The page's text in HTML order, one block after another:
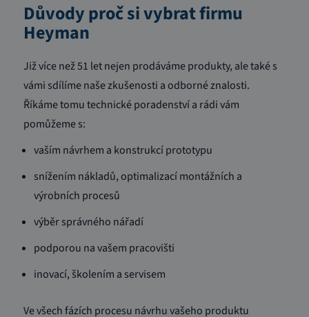
Důvody proč si vybrat firmu
Heyman
Již více než 51 let nejen prodáváme produkty, ale také s
vámi sdílíme naše zkušenosti a odborné znalosti.
Říkáme tomu technické poradenství a rádi vám
pomůžeme s:
vaším návrhem a konstrukcí prototypu
snížením nákladů, optimalizací montážních a
výrobních procesů
výběr správného nářadí
podporou na vašem pracovišti
inovací, školením a servisem
Ve všech fázích procesu návrhu vašeho produktu